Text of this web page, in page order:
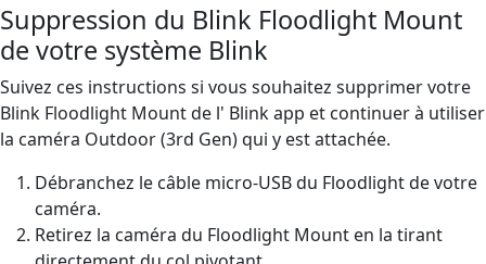
Suppression du Blink Floodlight Mount
de votre système Blink
Suivez ces instructions si vous souhaitez supprimer votre
Blink Floodlight Mount de l' Blink app et continuer à utiliser
la caméra Outdoor (3rd Gen) qui y est attachée.
Débranchez le câble micro-USB du Floodlight de votre
caméra.
Retirez la caméra du Floodlight Mount en la tirant